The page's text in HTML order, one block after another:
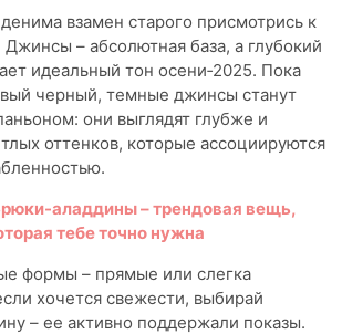
взамен старого присмотрись к
– абсолютная база, а глубокий
идеальный тон осени‑2025. Пока
черный, темные джинсы станут
они выглядят глубже и
оттенков, которые ассоциируются
аладдины – трендовая вещь,
тебе точно нужна
формы – прямые или слегка
хочется свежести, выбирай
– ее активно поддержали показы.